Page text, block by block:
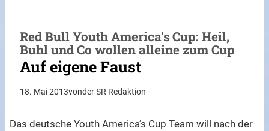
Red Bull Youth America’s Cup: Heil,
Buhl und Co wollen alleine zum Cup
Auf eigene Faust
18. Mai 2013vonder SR Redaktion
Das deutsche Youth America’s Cup Team will nach der